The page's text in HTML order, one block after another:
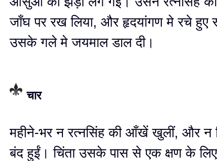
जाँघ पर रख लिया, और हृदयांगण मे रचे हुए
उसके गले मे जयमाल डाल दी।
चार
महीने-भर न रत्नसिंह की आँखें खुलीं, और न
बंद हुईं। चिंता उसके पास से एक क्षण के